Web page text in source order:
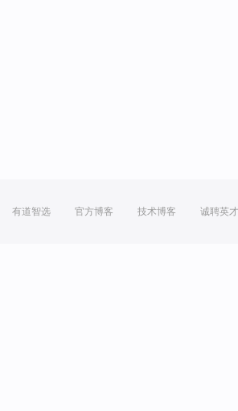
有道智选 官方博客 技术博客 诚聘英才